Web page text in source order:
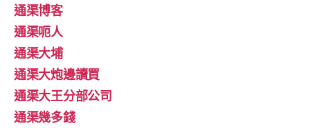
通渠博客
通渠呃人
通渠大埔
通渠大炮邊讀買
通渠大王分部公司
通渠幾多錢